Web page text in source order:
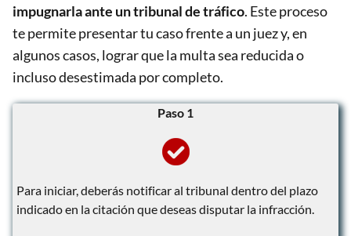
impugnarla ante un tribunal de tráfico. Este proceso
te permite presentar tu caso frente a un juez y, en
algunos casos, lograr que la multa sea reducida o
incluso desestimada por completo.
Paso 1
Para iniciar, deberás notificar al tribunal dentro del plazo
indicado en la citación que deseas disputar la infracción.